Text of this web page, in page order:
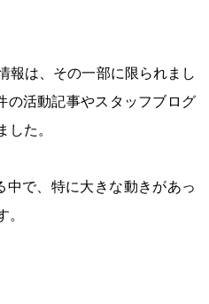
報は、その一部に限られまし
の活動記事やスタッフブログ
した。
中で、特に大きな動きがあっ
。